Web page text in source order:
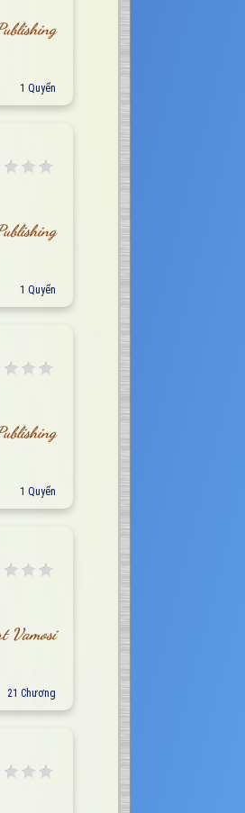
1 Quyển
1 Quyển
1 Quyển
Vamosi
21 Chương